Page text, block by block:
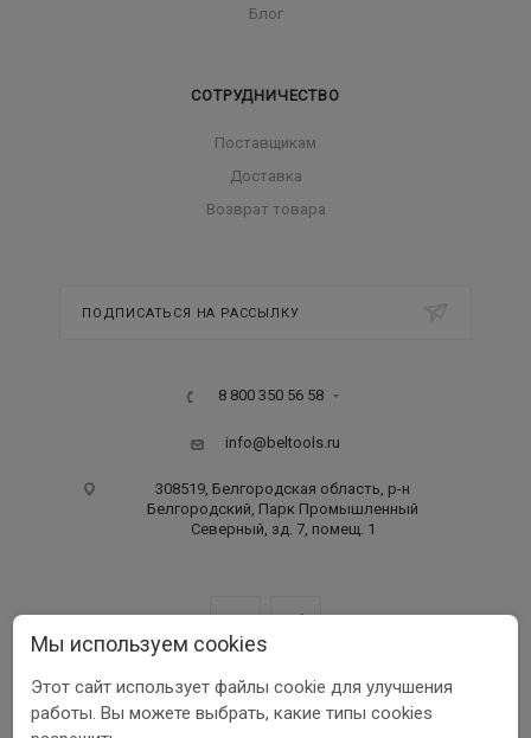
Блог
СОТРУДНИЧЕСТВО
Поставщикам
Доставка
Возврат товара
ПОДПИСАТЬСЯ НА РАССЫЛКУ
8 800 350 56 58
info@beltools.ru
308519, Белгородская область, р-н
Белгородский, Парк Промышленный
Северный, зд. 7, помещ. 1
ООО ПФ «РУССКИЙ ИНСТРУМЕНТ» ИНН 3123401255
Мы используем cookies
Этот сайт использует файлы cookie для улучшения
работы. Вы можете выбрать, какие типы cookies